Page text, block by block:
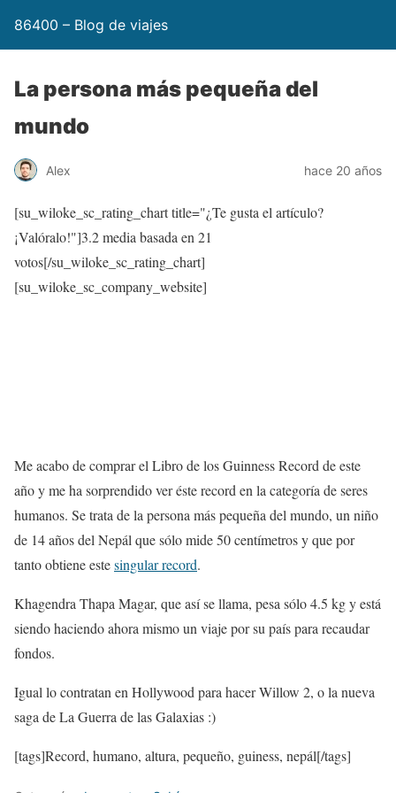
86400 – Blog de viajes
La persona más pequeña del
mundo
Alex hace 20 años
[su_wiloke_sc_rating_chart title="¿Te gusta el artículo?
¡Valóralo!"]3.2media basada en 21
votos[/su_wiloke_sc_rating_chart]
[su_wiloke_sc_company_website]
Me acabo de comprar el Libro de los Guinness Record de este
año y me ha sorprendido ver éste record en la categoría de seres
humanos. Se trata de la persona más pequeña del mundo, un niño
de 14 años del Nepál que sólo mide 50 centímetros y que por
tanto obtiene estesingular record.
Khagendra Thapa Magar, que así se llama, pesa sólo 4.5 kg y está
siendo haciendo ahora mismo un viaje por su país para recaudar
fondos.
Igual lo contratan en Hollywood para hacer Willow 2, o la nueva
saga de La Guerra de las Galaxias :)
[tags]Record, humano, altura, pequeño, guiness, nepál[/tags]